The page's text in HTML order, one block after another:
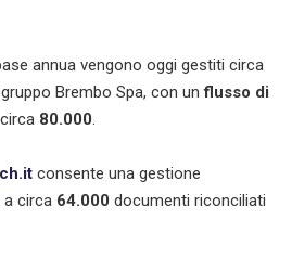
annua vengono oggi gestiti circa
Brembo Spa, con unflusso di
80.000.
consente una gestione
a circa 64.000 documenti riconciliati